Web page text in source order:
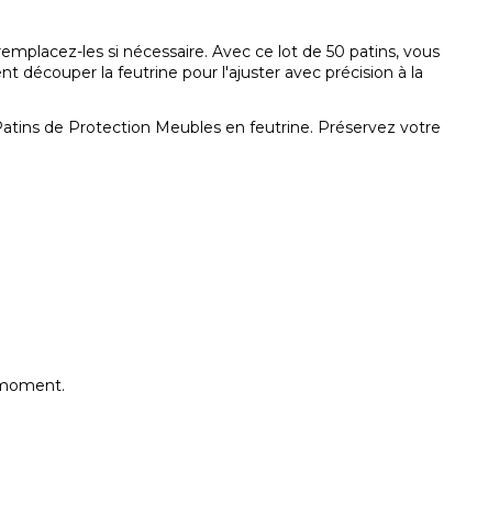
les si nécessaire. Avec ce lot de 50 patins, vous
découper la feutrine pour l'ajuster avec précision à la
de Protection Meubles en feutrine. Préservez votre